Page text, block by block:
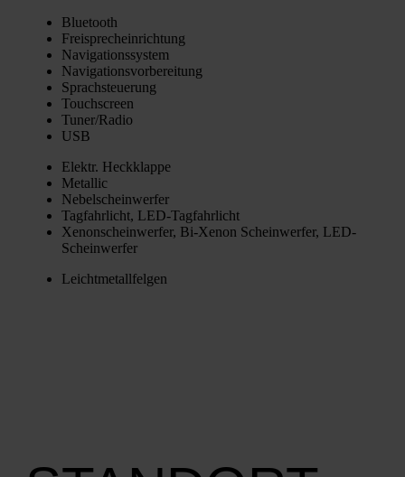
Blue­tooth
Frei­sprech­ein­rich­tung
Navi­ga­ti­ons­sys­tem
Navi­ga­ti­ons­vor­be­rei­tung
Sprach­steue­rung
Touch­screen
Tuner/Radio
USB
Elektr. Heck­klap­pe
Metal­lic
Nebel­schein­wer­fer
Tag­fahr­licht, LED-Tag­fahr­licht
Xenon­schein­wer­fer, Bi-Xenon Schein­wer­fer, LED-
Schein­wer­fer
Leicht­me­tall­fel­gen